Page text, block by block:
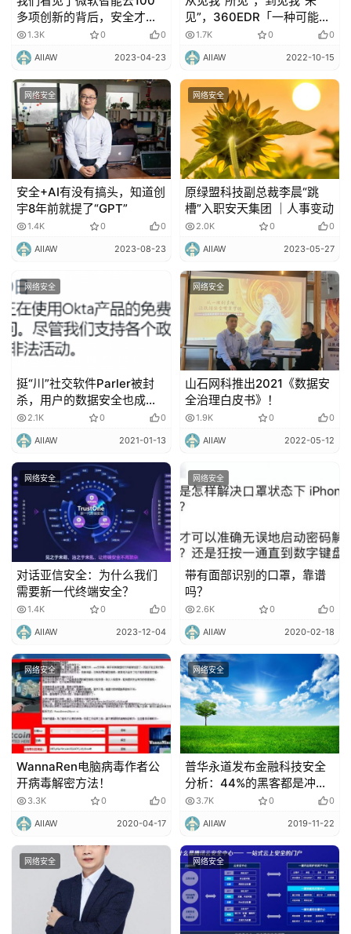
多项创新的背后，安全才是
它的基石
1.3K 0 0
AIIAW 2023-04-23
见”，360EDR「一种可能
解」
1.7K 0 0
AIIAW 2022-10-15
网络安全
安全+AI有没有搞头，知道创
宇8年前就提了“GPT”
1.4K 0 0
AIIAW 2023-08-23
网络安全
原绿盟科技副总裁李晨“跳
槽”入职安天集团 ｜人事变动
2.0K 0 0
AIIAW 2023-05-27
网络安全
挺“川”社交软件Parler被封
杀，用户的数据安全也成了
难题！
2.1K 0 0
AIIAW 2021-01-13
网络安全
山石网科推出2021《数据安
全治理白皮书》！
1.9K 0 0
AIIAW 2022-05-12
网络安全
对话亚信安全：为什么我们
需要新一代终端安全？
1.4K 0 0
AIIAW 2023-12-04
网络安全
带有面部识别的口罩，靠谱
吗？
2.6K 0 0
AIIAW 2020-02-18
网络安全
WannaRen电脑病毒作者公
开病毒解密方法！
3.3K 0 0
AIIAW 2020-04-17
网络安全
普华永道发布金融科技安全
分析：44%的黑客都是冲着
金融科技的数据来！
3.7K 0 0
AIIAW 2019-11-22
网络安全 网络安全